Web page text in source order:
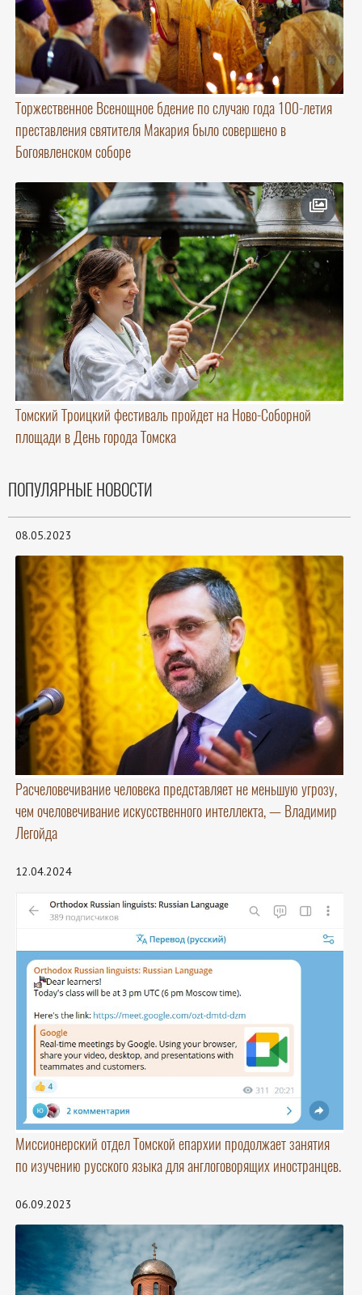
Торжественное Всенощное бдение по случаю года 100-летия
преставления святителя Макария было совершено в
Богоявленском соборе
Томский Троицкий фестиваль пройдет на Ново-Соборной
площади в День города Томска
ПОПУЛЯРНЫЕ НОВОСТИ
08.05.2023
Расчеловечивание человека представляет не меньшую угрозу,
чем очеловечивание искусственного интеллекта, — Владимир
Легойда
12.04.2024
Миссионерский отдел Томской епархии продолжает занятия
по изучению русского языка для англоговорящих иностранцев.
06.09.2023